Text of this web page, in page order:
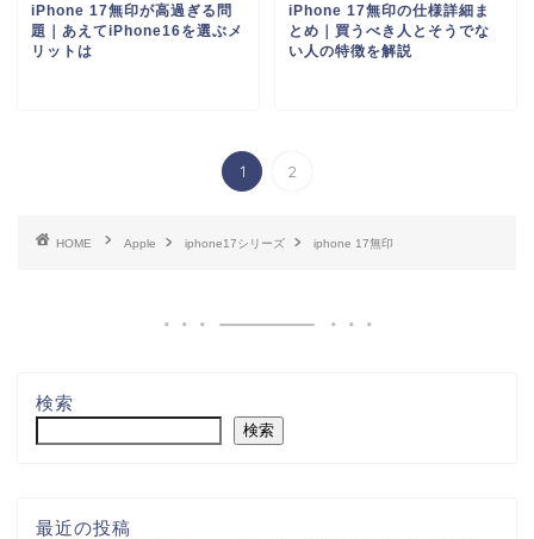
iPhone 17無印が高過ぎる問
題｜あえてiPhone16を選ぶメ
リットは
iPhone 17無印の仕様詳細ま
とめ｜買うべき人とそうでな
い人の特徴を解説
1 2
HOME Apple iphone17シリーズ iphone 17無印
検索
検索
最近の投稿